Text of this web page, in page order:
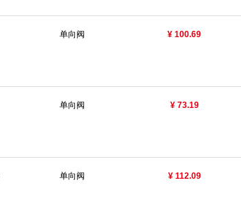
单向阀 ¥ 100.69
单向阀 ¥ 73.19
单向阀 ¥ 112.09